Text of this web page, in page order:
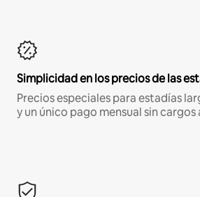
Simplicidad en los precios de las
Precios especiales para estadías
y un único pago mensual sin